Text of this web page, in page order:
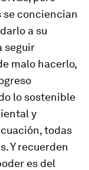
se conciencian
a su
seguir
malo hacerlo,
lo sostenible
y
todas
Y recuerden
es del